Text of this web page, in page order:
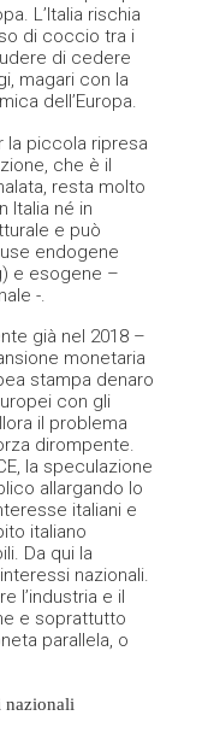
L’Italia rischia
di coccio tra i
di cedere
magari con la
dell’Europa.
la piccola ripresa
che è il
resta molto
Italia né in
e può
endogene
e esogene –
-.
già nel 2018 –
monetaria
stampa denaro
con gli
il problema
dirompente.
la speculazione
allargando lo
italiani e
italiano
Da qui la
nazionali.
l’industria e il
e soprattutto
parallela, o
nazionali